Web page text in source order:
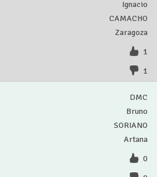
Ignacio
CAMACHO
Zaragoza
1
1
DMC
Bruno
SORIANO
Artana
0